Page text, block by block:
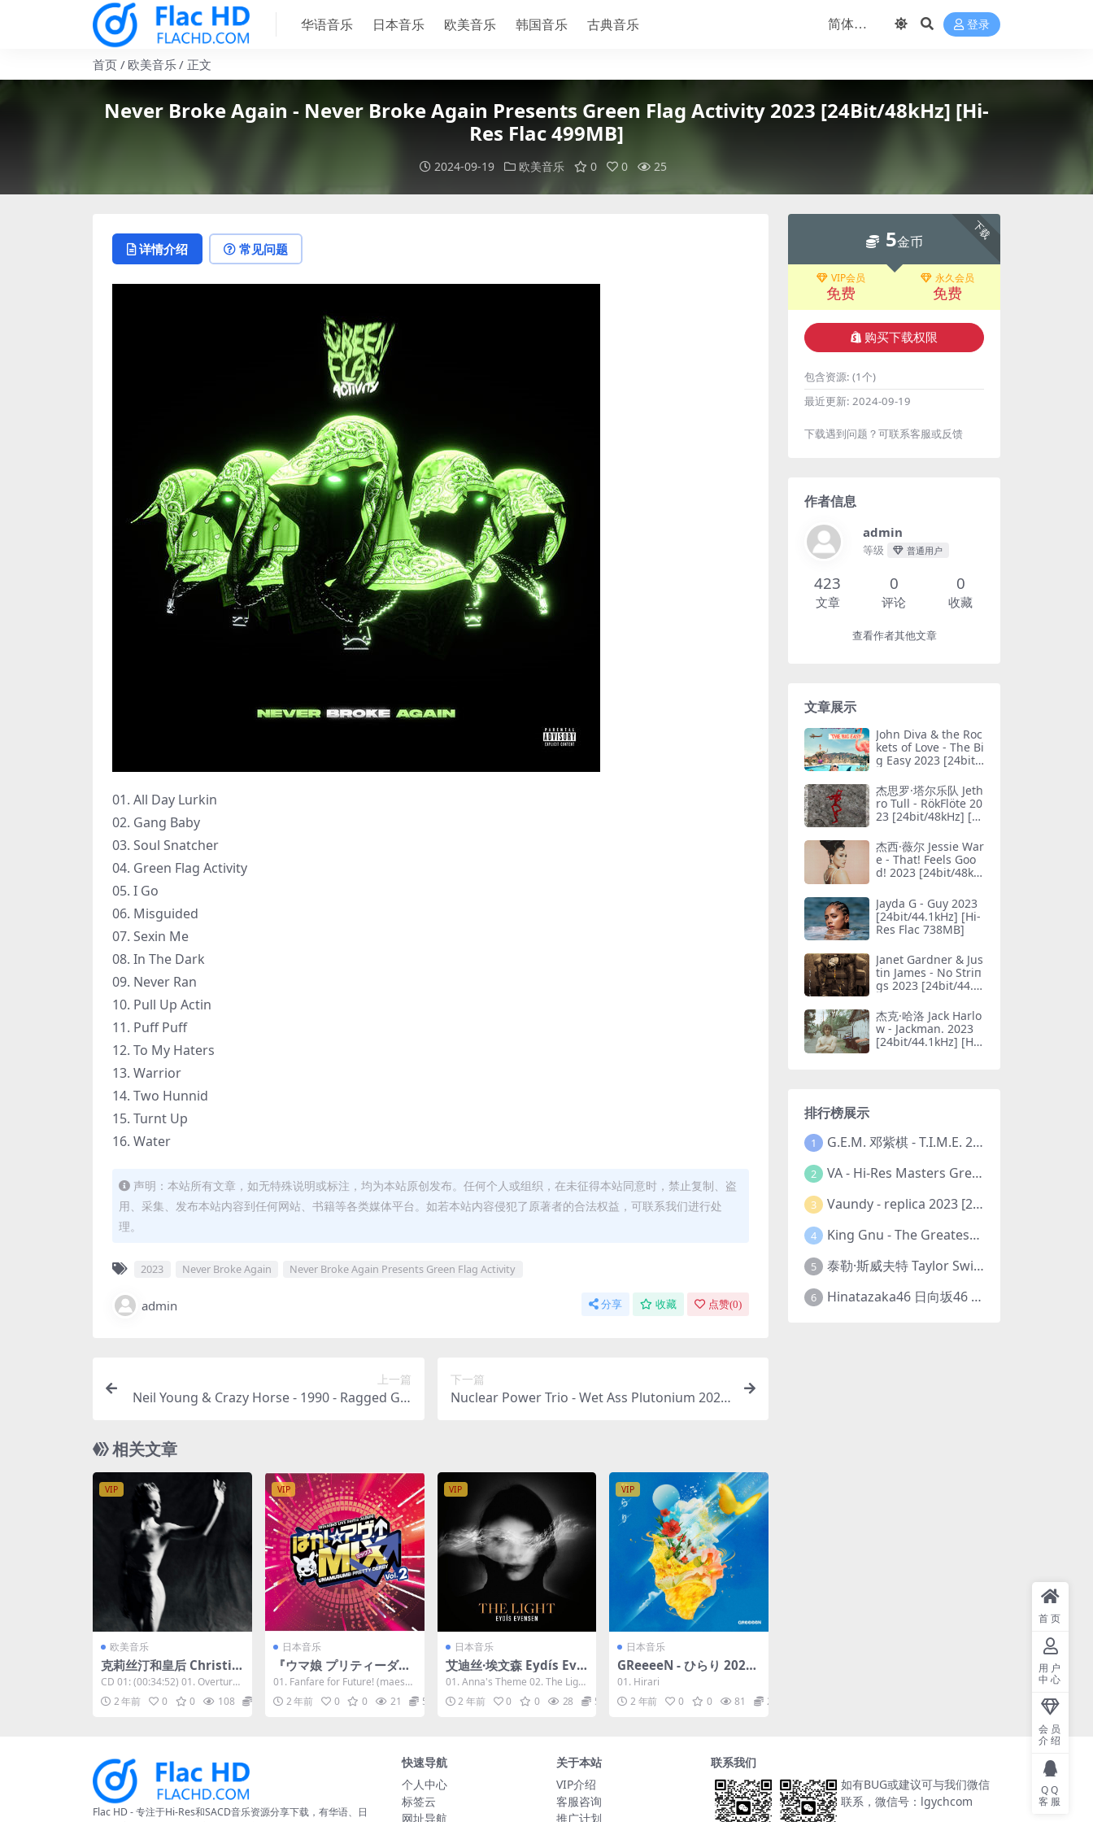
华语音乐 日本音乐 欧美音乐 韩国音乐 古典音乐 登录
首页 欧美音乐 正文
Never Broke Again - Never Broke Again Presents Green Flag Activity 2023 [24Bit/48kHz] [Hi-
Res Flac 499MB]
2024-09-19 欧美音乐 0 0 25
详情介绍 常见问题
01. All Day Lurkin
02. Gang Baby
03. Soul Snatcher
04. Green Flag Activity
05. I Go
06. Misguided
07. Sexin Me
08. In The Dark
09. Never Ran
10. Pull Up Actin
11. Puff Puff
12. To My Haters
13. Warrior
14. Two Hunnid
15. Turnt Up
16. Water
声明：本站所有文章，如无特殊说明或标注，均为本站原创发布。任何个人或组织，在未征得本站同意时，禁止复制、盗
用、采集、发布本站内容到任何网站、书籍等各类媒体平台。如若本站内容侵犯了原著者的合法权益，可联系我们进行处
理。
2023 Never Broke Again Never Broke Again Presents Green Flag Activity
admin 分享 收藏 点赞(0)
上一篇
Neil Young & Crazy Horse - 1990 - Ragged Glo
下一篇
Nuclear Power Trio - Wet Ass Plutonium 2023
相关文章
VIP
欧美音乐
克莉丝汀和皇后 Christin
e and the Queens - Par
anoïa, Angels, True Lov
e 2023 [24Bit/176.4kH
CD 01: (00:34:52) 01. Overture
02. Tears...
2 年前 0 0 108
VIP
日本音乐
『ウマ娘 プリティーダー
ビー』WINNING LIVE R
emix ALBUM「ぱか☆ア
ゲ↑ミックス」Vol.2 202
01. Fanfare for Future! (maeshi
ma soshi ...
2 年前 0 0 21 5
VIP
日本音乐
艾迪丝·埃文森 Eydís Eve
nsen - The Light 2023
[24bit/96kHz] [H-Res Fl
ac 685MB]
01. Anna's Theme 02. The Light
II 03. 17...
2 年前 0 0 28 5
VIP
日本音乐
GReeeeN - ひらり 2023
[24bit/48kHz] [Hi-Res F
lac 44.8MB]
01. Hirari
2 年前
0 0 81 2
下载
5金币
VIP会员
免费
永久会员
免费
购买下载权限
包含资源: (1个)
最近更新: 2024-09-19
下载遇到问题？可联系客服或反馈
作者信息
admin
等级 普通用户
423
文章
0
评论
0
收藏
查看作者其他文章
文章展示
John Diva & the Roc
kets of Love - The Bi
g Easy 2023 [24bit/
c 582MB]
杰思罗·塔尔乐队 Jeth
ro Tull - RökFlöte 20
23 [24bit/48kHz] [Hi
杰西·薇尔 Jessie War
e - That! Feels Goo
d! 2023 [24bit/48kH
MB]
Jayda G - Guy 2023
[24bit/44.1kHz] [Hi-
Res Flac 738MB]
Janet Gardner & Jus
tin James - No Striп
gs 2023 [24bit/44.1
4MB]
杰克·哈洛 Jack Harlo
w - Jackman. 2023
[24bit/44.1kHz] [Hi-
排行榜展示
1 G.E.M. 邓紫棋 - T.I.M.E. 2023-11-26 [24bit/48kHz] [Hi-Res Flac 313MB]
2 VA - Hi-Res Masters Greatest Hits Ever Vol. III 2023 [24Bit/192kHz] [Hi-Res Flac 10.5GB]
3 Vaundy - replica 2023 [24bit/48kHz] [Hi-Res Flac 1.6GB]
4 King Gnu - The Greatest Unknown 2023 [24Bit/48kHz] [Hi-Res Flac 752MB]
5 泰勒·斯威夫特 Taylor Swift - The Eras Tour 2023 [24bit/44.1kHz] [Hi-Res Flac 2.02GB]
6 Hinatazaka46 日向坂46 - 脈打つ感情 2023 [24bit/96kHz] [Hi-Res Flac 3.3GB]
Flac HD - 专注于Hi-Res和SACD音乐资源分享下载，有华语、日
快速导航
个人中心
标签云
网址导航
关于本站
VIP介绍
客服咨询
推广计划
联系我们
如有BUG或建议可与我们微信
联系，微信号：lgychcom
首页
用户
中心
会员
介绍
QQ
客服